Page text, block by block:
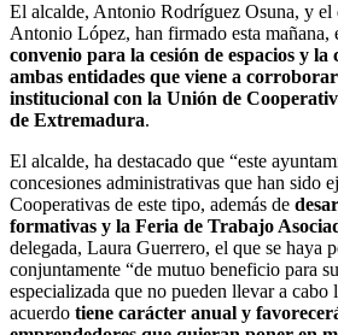
El alcalde, Antonio Rodríguez Osuna, y
Antonio López, han firmado esta mañana,
convenio para la cesión de espacios y
ambas entidades que viene a
institucional con la Unión de
de Extremadura.
El alcalde, ha destacado que “este
concesiones administrativas que han sido
Cooperativas de este tipo, además de
formativas y la Feria de Trabajo
delegada, Laura Guerrero, el que se haya
conjuntamente “de mutuo beneficio para
especializada que no pueden llevar a cabo
acuerdo tiene carácter anual y